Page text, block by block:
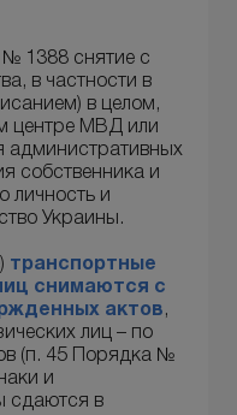
№ 1388 снятие с
в частности в
в целом,
центре МВД или
административных
собственника и
личность и
Украины.
транспортные
снимаются с
актов ,
лиц – по
(п. 45 Порядка №
и
сдаются в